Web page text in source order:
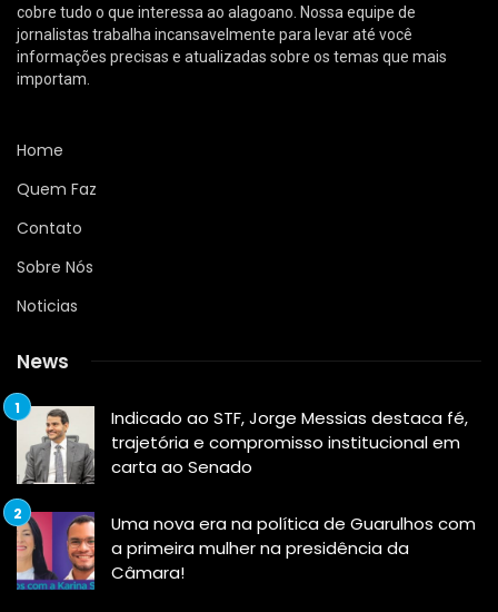
cobre tudo o que interessa ao alagoano. Nossa equipe de
jornalistas trabalha incansavelmente para levar até você
informações precisas e atualizadas sobre os temas que mais
importam.
Home
Quem Faz
Contato
Sobre Nós
Noticias
News
Indicado ao STF, Jorge Messias destaca fé,
trajetória e compromisso institucional em
carta ao Senado
Uma nova era na política de Guarulhos com
a primeira mulher na presidência da
Câmara!